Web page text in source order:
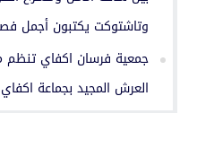
وتاشتوكت يكتبون أجمل
جمعية فرسان اكفاي تنظم
العرش المجيد بجماعة